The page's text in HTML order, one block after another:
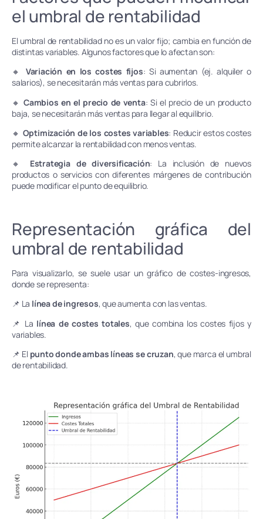
el umbral de rentabilidad
El umbral de rentabilidad no es un valor fijo; cambia en función de
distintas variables. Algunos factores que lo afectan son:
🔸 Variación en los costes fijos: Si aumentan (ej. alquiler o
salarios), se necesitarán más ventas para cubrirlos.
🔸 Cambios en el precio de venta: Si el precio de un producto
baja, se necesitarán más ventas para llegar al equilibrio.
🔸 Optimización de los costes variables: Reducir estos costes
permite alcanzar la rentabilidad con menos ventas.
🔸 Estrategia de diversificación: La inclusión de nuevos
productos o servicios con diferentes márgenes de contribución
puede modificar el punto de equilibrio.
Representación gráfica del
umbral de rentabilidad
Para visualizarlo, se suele usar un gráfico de costes-ingresos,
donde se representa:
📌 La línea de ingresos, que aumenta con las ventas.
📌 La línea de costes totales, que combina los costes fijos y
variables.
📌 El punto donde ambas líneas se cruzan, que marca el umbral
de rentabilidad.